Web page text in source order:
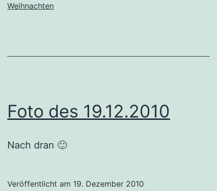
Weihnachten
Foto des 19.12.2010
Nach dran 🙂
Veröffentlicht am 19. Dezember 2010